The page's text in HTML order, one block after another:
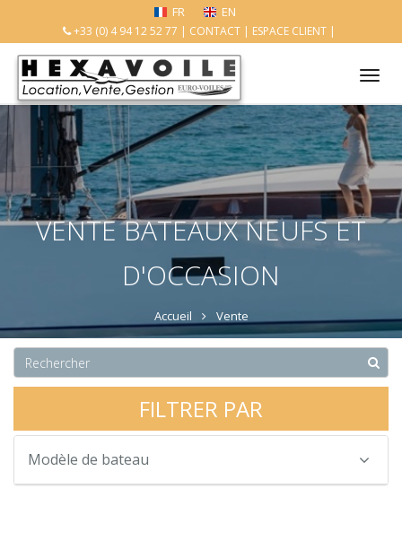
FR EN
+33 (0) 4 94 12 52 77 | CONTACT| ESPACE CLIENT|
VENTE BATEAUX NEUFS ET
D'OCCASION
Accueil Vente
FILTRER PAR
Modèle de bateau